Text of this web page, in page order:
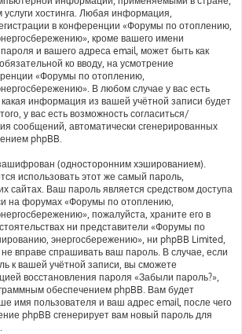
хостинга. Любая информация,
в конференции «Форумы по отоплению,
кроме вашего имени
и вашего адреса email, может быть как
ко вводу, на усмотрение
«Форумы по отоплению,
В любом случае у вас есть
информация из вашей учётной записи будет
у вас есть возможность согласиться/
сообщений, автоматически сгенерированных
phpBB.
(односторонним хэшированием).
использовать этот же самый пароль,
сайтах. Ваш пароль является средством доступа
на форумах «Форумы по отоплению,
пожалуйста, храните его в
ни представители «Форумы по
энергосбережению», ни phpBB Limited,
вправе спрашивать ваш пароль. В случае, если
к вашей учётной записи, вы сможете
восстановления пароля «Забыли пароль?»,
обеспечением phpBB. Вам будет
имя пользователя и ваш адрес email, после чего
phpBB сгенерирует вам новый пароль для